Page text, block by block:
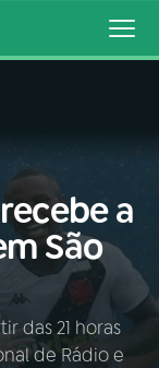
a
São
das 21 horas
de Rádio e